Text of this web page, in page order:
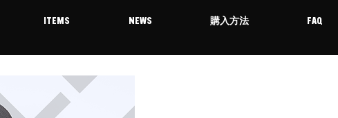
ITEMS NEWS 購入方法 FAQ